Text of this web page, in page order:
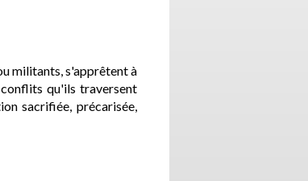
militants, s'apprêtent à
qu'ils traversent
sacrifiée, précarisée,